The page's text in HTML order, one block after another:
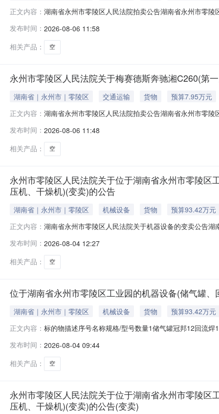
正文内容： 湖南省永州市零陵区人民法院拍卖公告湖南省永州市零
被执行人长沙金科房地产开发有限公司、永州润泽房地
李郡的8套房产（具体面积以房
发布时间： 2026-08-06 11:58
相关产品：
空
永州市零陵区人民法院关于梅赛德斯奔驰湘C260(第
湖南省｜永州市｜零陵区 交通运输 货物
预算7.95万元
正文内容： 湖南省永州市零陵区人民法院拍卖公告湖南省永州市零
梅赛德斯-奔驰牌车辆，目前停放于湖南省永州市零陵区
发布时间： 2026-08-06 11:48
相关产品：
空
永州市零陵区人民法院关于位于湖南省永州市零陵
压机、干燥机)(变卖)的公告
湖南省｜永州市｜零陵区 机械设备 货物
预算93.42万元
正文内容： 湖南省永州市零陵区人民法院关于机器设备的变卖公告
飞亿资产经营有限公司与被执行人湖南彩梦科技有限公
焊、接驳机、SMT贴
发布时间： 2026-08-04 12:27
相关产品：
空
位于湖南省永州市零陵区工业园的机器设备(储气罐
湖南省｜永州市｜零陵区 机械设备 货物
预算93.42万元
正文内容： 标的物描述序号名称规格/型号数量1储气罐冠邦12回流
陵区人民法院阿里巴巴司法拍卖网络平台上进行公开变
发布时间： 2026-08-04 09:44
相关产品：
空
永州市零陵区人民法院关于位于湖南省永州市零陵
压机、干燥机)(变卖)的公告(变卖)